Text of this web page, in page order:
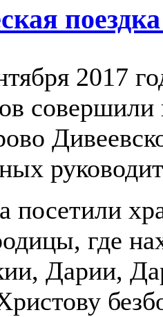
2017
посетили
где
Дарии,